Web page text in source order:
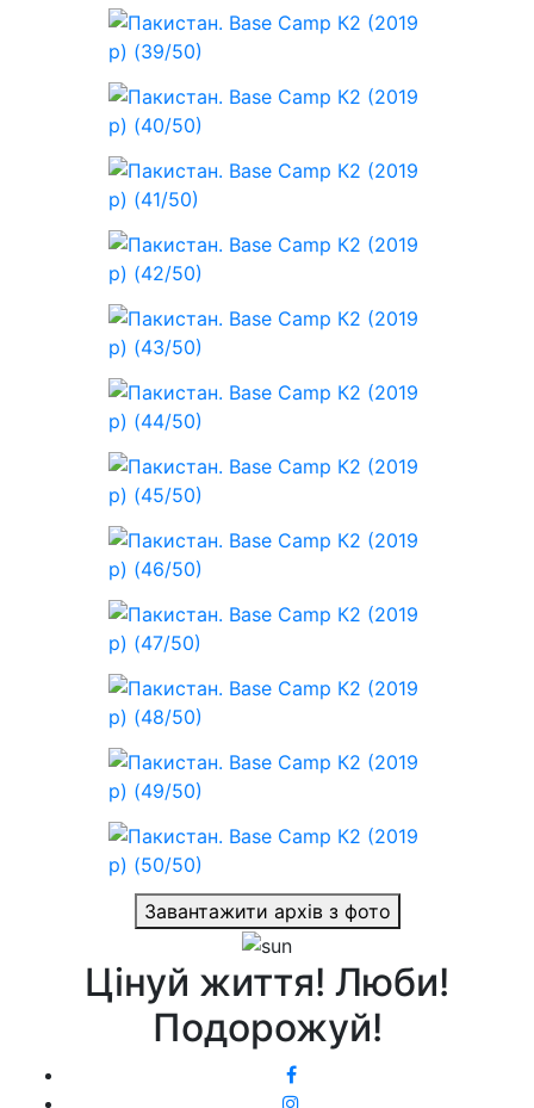
Завантажити архів з фото
Цінуй життя! Люби!
Подорожуй!